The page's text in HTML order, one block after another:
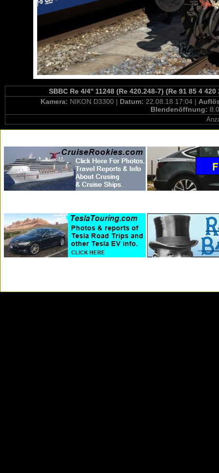
SBBC Re 4/4'' 11248 (Re 420.248-7) (Re 91 85 4
Kamera: NIKON D3300 | Datum: 22.08.18 17:04 |
Blendenöffnung: